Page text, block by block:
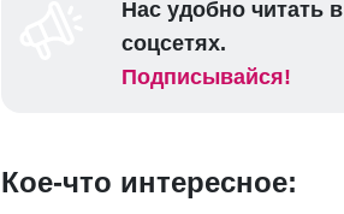
Нас удобно читать в
соцсетях.
Подписывайся!
Кое-что интересное: